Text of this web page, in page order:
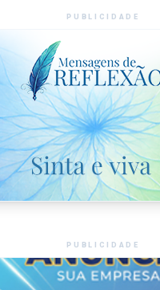
PUBLICIDADE
PUBLICIDADE